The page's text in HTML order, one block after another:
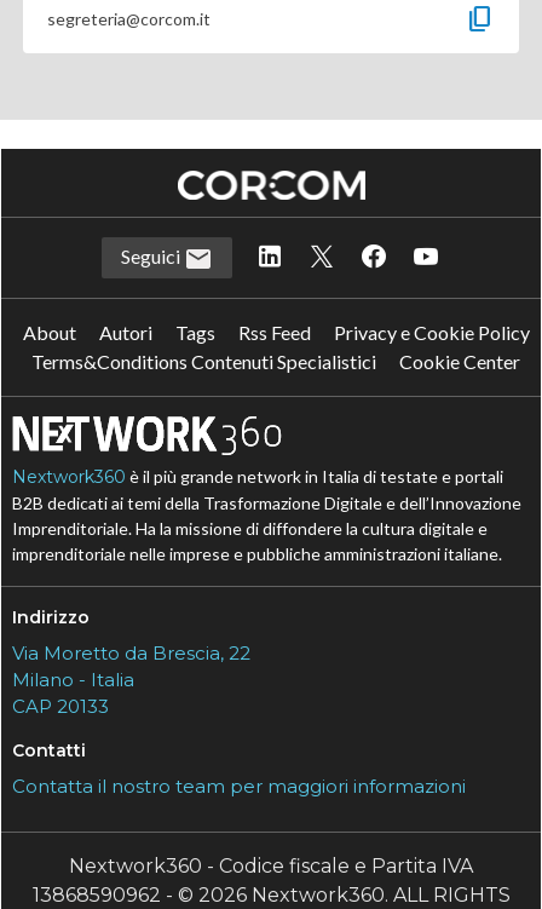
segreteria@corcom.it content_copy
Seguici
About Autori Tags Rss Feed
Privacy e Cookie Policy
Terms&Conditions Contenuti Specialistici
Cookie Center
Nextwork360 è il più grande network in Italia di testate e portali
B2B dedicati ai temi della Trasformazione Digitale e dell’Innovazione
Imprenditoriale. Ha la missione di diffondere la cultura digitale e
imprenditoriale nelle imprese e pubbliche amministrazioni italiane.
Indirizzo
Via Moretto da Brescia, 22
Milano - Italia
CAP 20133
Contatti
Contatta il nostro team per maggiori informazioni
Nextwork360 - Codice fiscale e Partita IVA
13868590962 - © 2026 Nextwork360. ALL RIGHTS